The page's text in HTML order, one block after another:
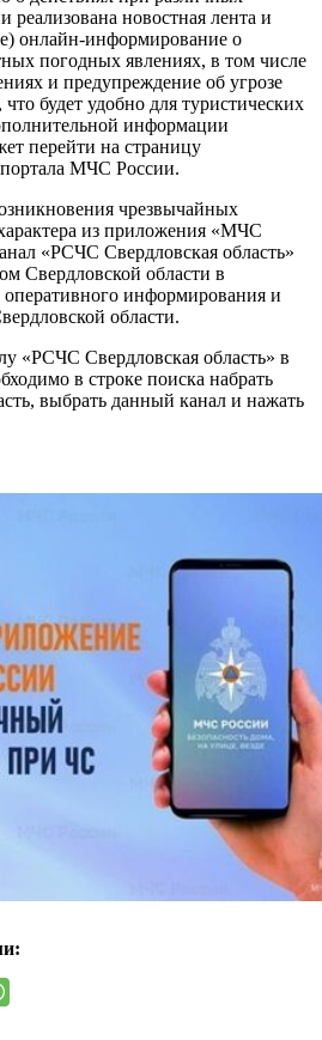
новостная лента и
онлайн-информирование о
погодных явлениях, в том числе
и предупреждение об угрозе
будет удобно для туристических
информации
перейти на страницу
МЧС России.
чрезвычайных
из приложения «МЧС
«РСЧС Свердловская область»
Свердловской области в
информирования и
области.
«РСЧС Свердловская область» в
в строке поиска набрать
выбрать данный канал и нажать